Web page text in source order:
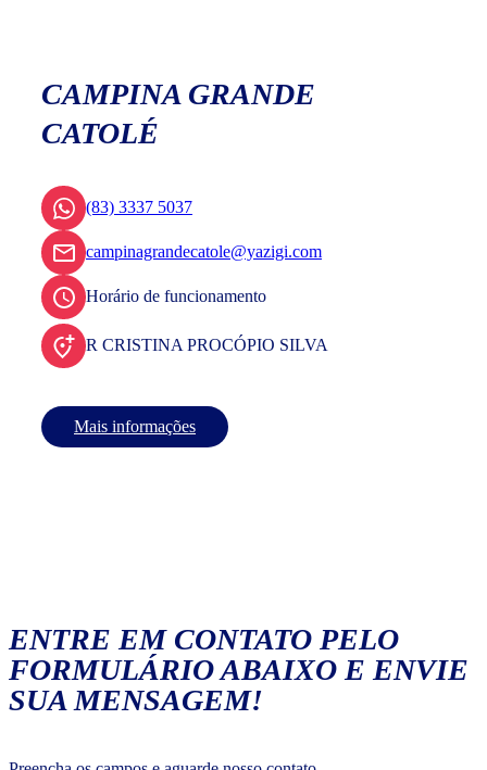
CAMPINA GRANDE
CATOLÉ
(83) 3337 5037
campinagrandecatole@yazigi.com
Horário de funcionamento
R CRISTINA PROCÓPIO SILVA
Mais informações
ENTRE EM CONTATO PELO
FORMULÁRIO ABAIXO E ENVIE
SUA MENSAGEM!